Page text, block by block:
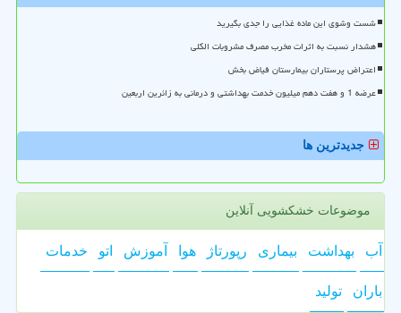
شست وشوی این ماده غذایی را جدی بگیرید
هشدار نسبت به اثرات مخرب مصرف مشروبات الکلی
اعتراض پرستاران بیمارستان فیاض بخش
عرضه 1 و هفت دهم میلیون خدمت بهداشتی و درمانی به زائرین اربعین
جدیدترین ها
موضوعات خشکشویی آنلاین
آب بهداشت بیماری رپورتاژ هوا آموزش اتو خدمات
باران تولید